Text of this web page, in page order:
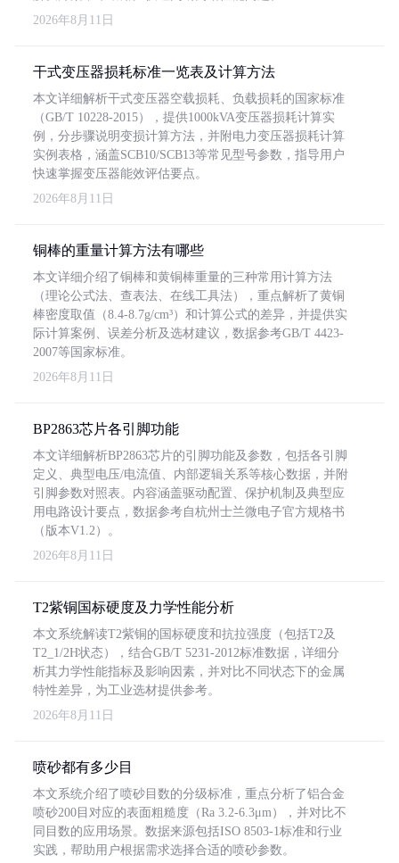
2026年8月11日
干式变压器损耗标准一览表及计算方法
本文详细解析干式变压器空载损耗、负载损耗的国家标准
（GB/T 10228-2015），提供1000kVA变压器损耗计算实
例，分步骤说明变损计算方法，并附电力变压器损耗计算
实例表格，涵盖SCB10/SCB13等常见型号参数，指导用户
快速掌握变压器能效评估要点。
2026年8月11日
铜棒的重量计算方法有哪些
本文详细介绍了铜棒和黄铜棒重量的三种常用计算方法
（理论公式法、查表法、在线工具法），重点解析了黄铜
棒密度取值（8.4-8.7g/cm³）和计算公式的差异，并提供实
际计算案例、误差分析及选材建议，数据参考GB/T 4423-
2007等国家标准。
2026年8月11日
BP2863芯片各引脚功能
本文详细解析BP2863芯片的引脚功能及参数，包括各引脚
定义、典型电压/电流值、内部逻辑关系等核心数据，并附
引脚参数对照表。内容涵盖驱动配置、保护机制及典型应
用电路设计要点，数据参考自杭州士兰微电子官方规格书
（版本V1.2）。
2026年8月11日
T2紫铜国标硬度及力学性能分析
本文系统解读T2紫铜的国标硬度和抗拉强度（包括T2及
T2_1/2H状态），结合GB/T 5231-2012标准数据，详细分
析其力学性能指标及影响因素，并对比不同状态下的金属
特性差异，为工业选材提供参考。
2026年8月11日
喷砂都有多少目
本文系统介绍了喷砂目数的分级标准，重点分析了铝合金
喷砂200目对应的表面粗糙度（Ra 3.2-6.3μm），并对比不
同目数的应用场景。数据来源包括ISO 8503-1标准和行业
实践，帮助用户根据需求选择合适的喷砂参数。